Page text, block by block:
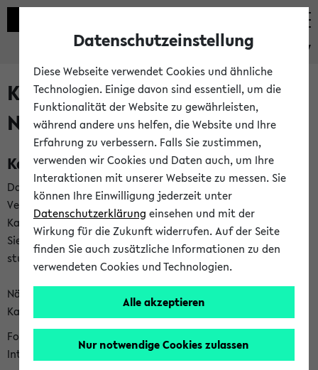
eKVV
Kalenderintegration und
Newsfeeds
Kalenderintegration
Das eKVV bietet Ihnen die Möglichkeit,
Veranstaltungstermine in eine Vielzahl von
Kalenderanwendungen einzubinden. Auf diese Weise können
Sie einen gemeinsamen Überblick über Ihre privaten und
studienbezogenen Termine erhalten.
Näheres zu Vorteilen und Funktionsweise der
Kalenderintegration können Sie auf unserer
Folgende Kalender bietet Ihnen das eKVV derzeit zur
Integration an:
Datenschutzeinstellung
Diese Webseite verwendet Cookies und ähnliche
Technologien. Einige davon sind essentiell, um die
Funktionalität der Website zu gewährleisten,
während andere uns helfen, die Website und Ihre
Erfahrung zu verbessern. Falls Sie zustimmen,
verwenden wir Cookies und Daten auch, um Ihre
Interaktionen mit unserer Webseite zu messen. Sie
können Ihre Einwilligung jederzeit unter
Datenschutzerklärung einsehen und mit der
Wirkung für die Zukunft widerrufen. Auf der Seite
finden Sie auch zusätzliche Informationen zu den
verwendeten Cookies und Technologien.
Alle akzeptieren
Nur notwendige Cookies zulassen